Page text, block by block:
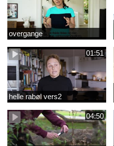
overgange
01:51
helle rabøl vers2
04:50